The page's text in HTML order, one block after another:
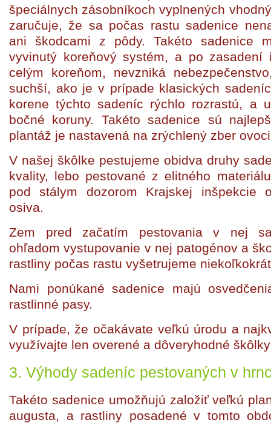
špeciálnych zásobníkoch vyplnených
zaručuje, že sa počas rastu sadenice
ani škodcami z pôdy. Takéto sadenice
vyvinutý koreňový systém, a po
celým koreňom, nevzniká
suchší, ako je v prípade klasických
korene týchto sadeníc rýchlo rozrastú, a
bočné koruny. Takéto sadenice sú
plantáž je nastavená na zrýchlený zber
V našej škôlke pestujeme obidva druhy
kvality, lebo pestované z elitného
pod stálym dozorom Krajskej inšpekcie
osiva.
Zem pred začatím pestovania v nej
ohľadom vystupovanie v nej patogénov a
rastliny počas rastu vyšetrujeme
Nami ponúkané sadenice majú
rastlinné pasy.
V prípade, že očakávate veľkú úrodu a
využívajte len overené a dôveryhodné
3. Výhody sadeníc pestovaných v
Takéto sadenice umožňujú založiť veľkú
augusta, a rastliny posadené v tomto